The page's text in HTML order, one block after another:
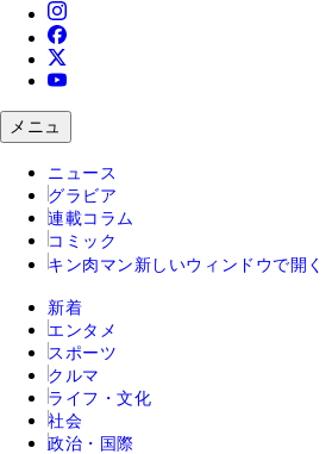
メニュ
ニュース
グラビア
連載コラム
コミック
キン肉マン 新しいウィンドウで開く
新着
エンタメ
スポーツ
クルマ
ライフ・文化
社会
政治・国際